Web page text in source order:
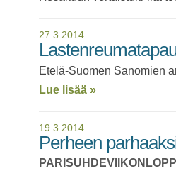
27.3.2014
Etelä-Suomen Sanomien
Lue lisää »
19.3.2014
Perheen